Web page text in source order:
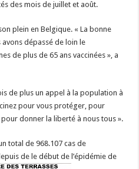
des mois de juillet et août.
plein en Belgique. « La bonne
avons dépassé de loin le
de plus de 65 ans vaccinées », a
de plus un appel à la population à
pour vous protéger, pour
donner la liberté à nous tous ».
total de 968.107 cas de
de le début de l’épidémie de